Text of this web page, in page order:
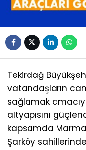
Tekirdağ
vatandaşların
sağlamak
altyapısını
kapsamda
Şarköy